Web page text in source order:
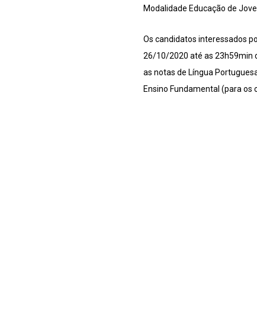
Modalidade Educação de
Os candidatos interessados
26/10/2020 até as 23h59min
as notas de Língua
Ensino Fundamental (para os